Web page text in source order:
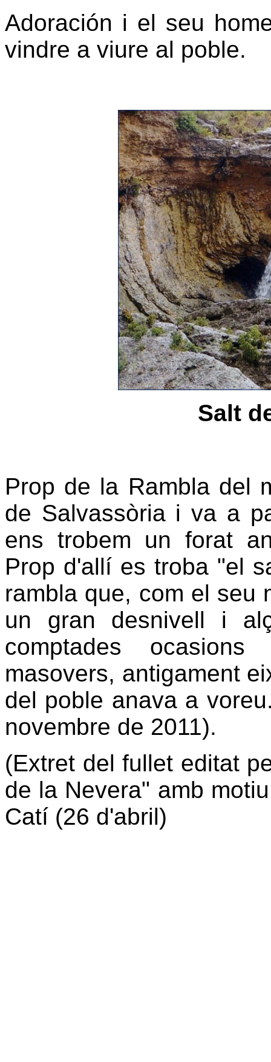
Adoración i el seu
vindre a viure al poble.
Salt
Prop de la Rambla del
de Salvassòria i va a
ens trobem un forat
Prop d'allí es troba "el
rambla que, com el seu
un gran desnivell i
comptades
masovers, antigament
del poble anava a
novembre de 2011).
(Extret del fullet editat
de la Nevera" amb
Catí (26 d'abril)